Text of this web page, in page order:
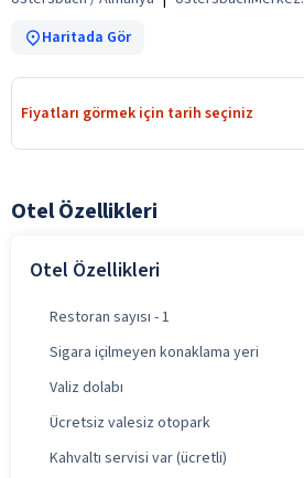
Haritada Gör
Fiyatları görmek için tarih seçiniz
Otel Özellikleri
Otel Özellikleri
Restoran sayısı - 1
Sigara içilmeyen konaklama yeri
Valiz dolabı
Ücretsiz valesiz otopark
Kahvaltı servisi var (ücretli)